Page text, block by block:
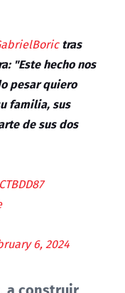
tras
"Este hecho nos
pesar quiero
familia, sus
de sus dos
6, 2024